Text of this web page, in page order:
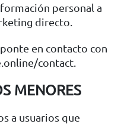
personal a
directo.
en contacto con
contact.
MENORES
a usuarios que